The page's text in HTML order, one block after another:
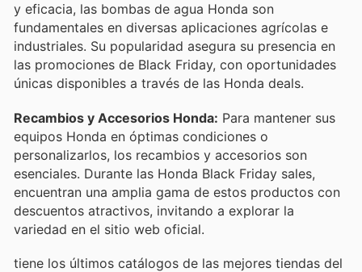
y eficacia, las bombas de agua Honda son
fundamentales en diversas aplicaciones agrícolas e
industriales. Su popularidad asegura su presencia en
las promociones de Black Friday, con oportunidades
únicas disponibles a través de las Honda deals.
Recambios y Accesorios Honda: Para mantener sus
equipos Honda en óptimas condiciones o
personalizarlos, los recambios y accesorios son
esenciales. Durante las Honda Black Friday sales,
encuentran una amplia gama de estos productos con
descuentos atractivos, invitando a explorar la
variedad en el sitio web oficial.
tiene los últimos catálogos de las mejores tiendas del